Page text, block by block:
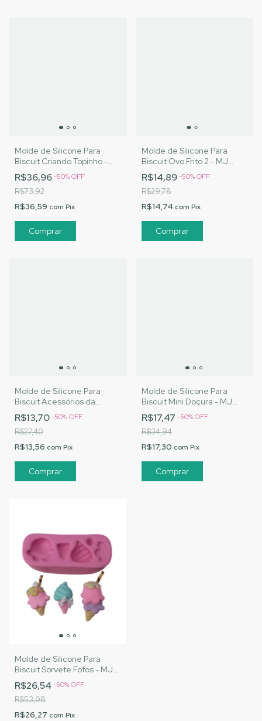
Molde de Silicone Para
Biscuit Criando Topinho -
MJ Artesanatos |Cód. 3142
R$36,96-50%OFF
R$73,92
R$36,59 com Pix
Molde de Silicone Para
Biscuit Ovo Frito 2 - MJ
Artesanatos |Cód. 3158
R$14,89-50%OFF
R$29,78
R$14,74 com Pix
Molde de Silicone Para
Biscuit Acessórios da
Sereia - MJ Artesanatos
|Cód. 3165
R$13,70-50%OFF
R$27,40
R$13,56 com Pix
Molde de Silicone Para
Biscuit Mini Doçura - MJ
Artesanatos |Cód. 3168
R$17,47 -50%OFF
R$34,94
R$17,30 com Pix
Molde de Silicone Para
Biscuit Sorvete Fofos - MJ
Artesanatos |Cód. 3170
R$26,54 -50%OFF
R$53,08
R$26,27 com Pix